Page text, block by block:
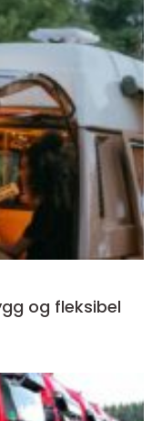
og fleksibel